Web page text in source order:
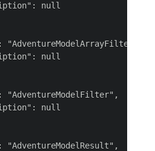
null
"AdventureModelArrayFilter",
null
"AdventureModelFilter",
null
"AdventureModelResult",